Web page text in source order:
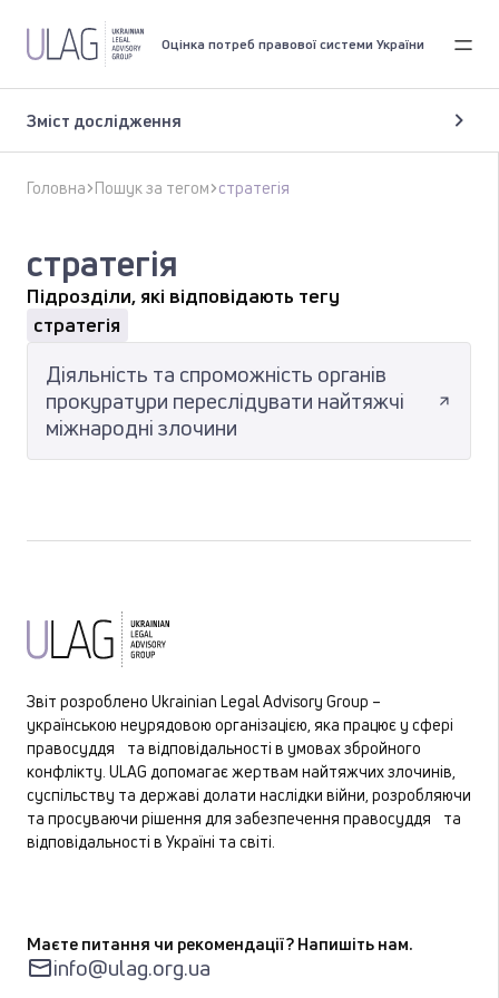
Оцінка потреб правової системи України
Зміст дослідження
Головна Пошук за тегом стратегія
стратегія
Підрозділи, які відповідають тегу
стратегія
Діяльність та спроможність органів
прокуратури переслідувати найтяжчі
міжнародні злочини
Звіт розроблено Ukrainian Legal Advisory Group –
українською неурядовою організацією, яка працює у сфері
правосуддя та відповідальності в умовах збройного
конфлікту. ULAG допомагає жертвам найтяжчих злочинів,
суспільству та державі долати наслідки війни, розробляючи
та просуваючи рішення для забезпечення правосуддя та
відповідальності в Україні та світі.
Маєте питання чи рекомендації? Напишіть нам.
info@ulag.org.ua